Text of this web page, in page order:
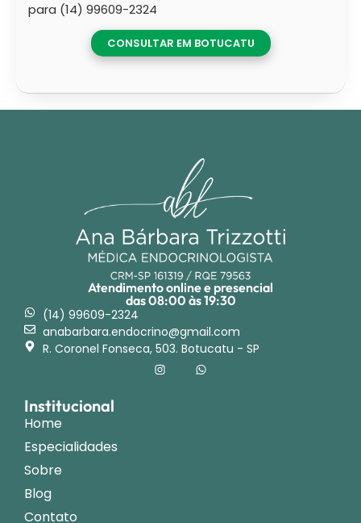
para (14) 99609-2324
CONSULTAR EM BOTUCATU
Atendimento online e presencial
das 08:00 às 19:30
(14) 99609-2324
anabarbara.endocrino@gmail.com
R. Coronel Fonseca, 503. Botucatu - SP
Institucional
Home
Especialidades
Sobre
Blog
Contato